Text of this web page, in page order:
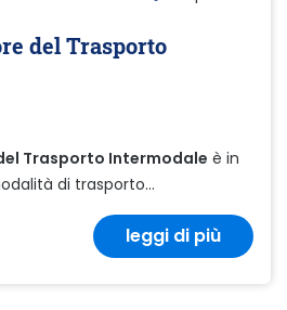
del Trasporto
Trasporto Intermodale è in
di trasporto...
leggi di più